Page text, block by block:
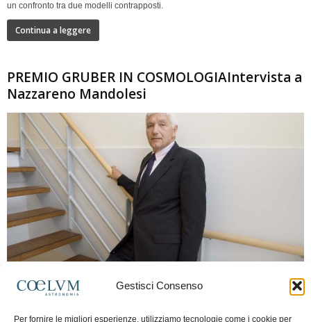
Gestisci Consenso
Per fornire le migliori esperienze, utilizziamo tecnologie come i cookie per
un confronto tra due modelli contrapposti.
Continua a leggere
PREMIO GRUBER IN COSMOLOGIAIntervista a
Nazzareno Mandolesi
Frida Paolella - 16 Giugno 2026 0
spaziale europea e della missione Planck. Il dialogo ripercorre i principali